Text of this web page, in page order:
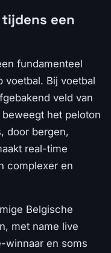
een
fundamenteel
voetbal. Bij voetbal
veld van
het peloton
door bergen,
real-time
complexer en
Belgische
met name live
winnaar en soms